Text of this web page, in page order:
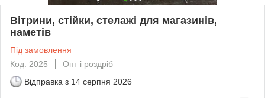
Вітрини, стійки, стелажі для магазинів,
наметів
Під замовлення
Код: 2025
Опт і роздріб
Відправка з 14 серпня 2026